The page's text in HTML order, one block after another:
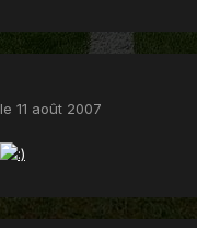
le 11 août 2007